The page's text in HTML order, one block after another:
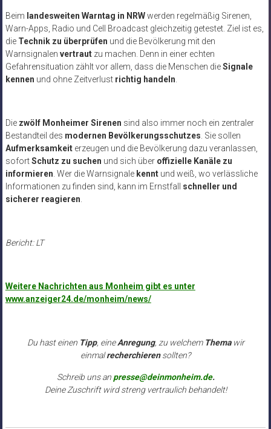
Beim landesweiten Warntag in NRWwerden regelmäßig Sirenen,
Warn-Apps, Radio und Cell Broadcast gleichzeitig getestet. Ziel ist es,
die Technik zu überprüfen und die Bevölkerung mit den
Warnsignalen vertrautzu machen. Denn in einer echten
Gefahrensituation zählt vor allem, dass die Menschen dieSignale
kennen und ohne Zeitverlust richtig handeln.
Die zwölf Monheimer Sirenen sind also immer noch ein zentraler
Bestandteil des modernen Bevölkerungsschutzes. Sie sollen
Aufmerksamkeiterzeugen und die Bevölkerung dazu veranlassen,
sofortSchutz zu suchen und sich über offizielle Kanäle zu
informieren. Wer die Warnsignale kenntund weiß, wo verlässliche
Informationen zu finden sind, kann im Ernstfall schneller und
sicherer reagieren.
Bericht: LT
Weitere Nachrichten aus Monheim gibt es unter
www.anzeiger24.de/monheim/news/
Du hast einen Tipp, eineAnregung, zu welchem Themawir
einmalrecherchierensollten?
Schreib uns anpresse@deinmonheim.de.
Deine Zuschrift wird streng vertraulich behandelt!